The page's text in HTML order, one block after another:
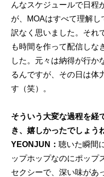
んなスケジュールで日程
が、MOAはすべて理解
訳なく思いました。それ
も時間を作って配信しな
した。元々は納得が行か
るんですが、その日は体
す（笑）。
そういう大変な過程を経
き、嬉しかったでしょう
YEONJUN：聴いた瞬間
ップホップなのにポップ
セクシーで、深い味があ